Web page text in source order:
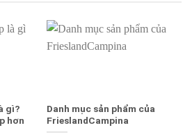
gì?
hơn
Danh mục sản phẩm của
FrieslandCampina